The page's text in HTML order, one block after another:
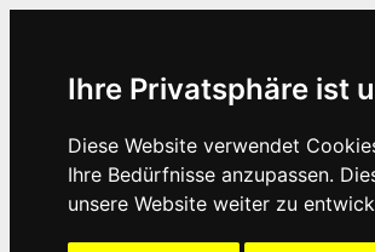
Ihre Privatsphäre ist
Diese Website verwendet
Ihre Bedürfnisse anzupassen.
unsere Website weiter zu